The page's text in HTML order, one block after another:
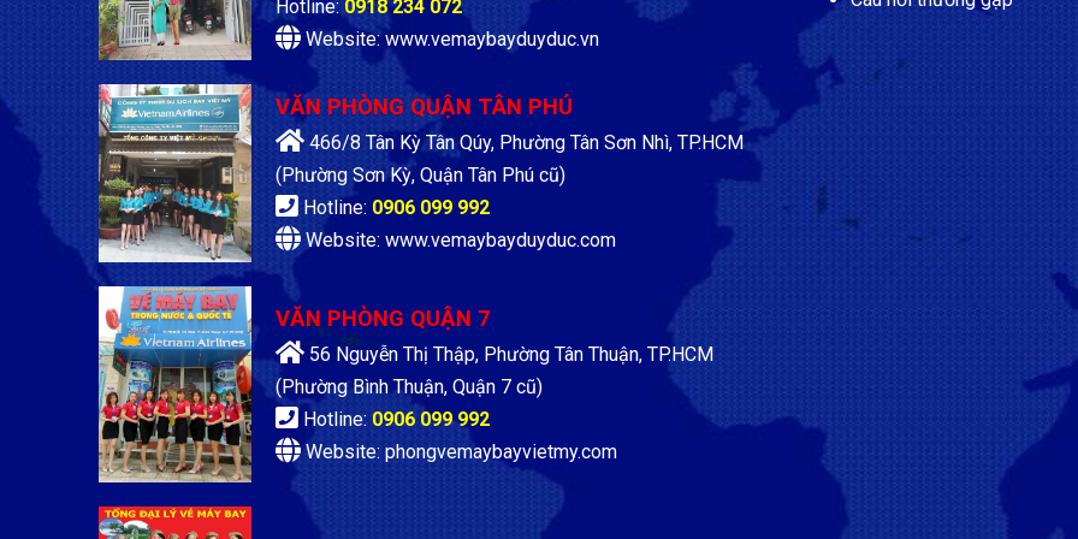
Hotline: 0918 234 072
Website: www.vemaybayduyduc.vn
VĂN PHÒNG QUẬN TÂN PHÚ
466/8 Tân Kỳ Tân Qúy, Phường Tân Sơn Nhì, TP.HCM
(Phường Sơn Kỳ, Quận Tân Phú cũ)
Hotline: 0906 099 992
Website: www.vemaybayduyduc.com
VĂN PHÒNG QUẬN 7
56 Nguyễn Thị Thập, Phường Tân Thuận, TP.HCM
(Phường Bình Thuận, Quận 7 cũ)
Hotline: 0906 099 992
Website: phongvemaybayvietmy.com